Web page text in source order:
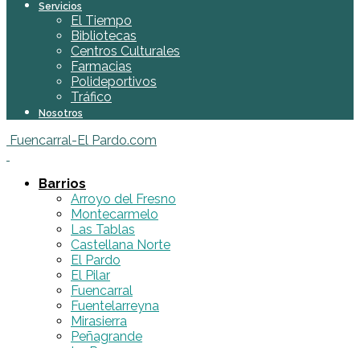
Servicios
El Tiempo
Bibliotecas
Centros Culturales
Farmacias
Polideportivos
Tráfico
Nosotros
Fuencarral-El Pardo.com
Barrios
Arroyo del Fresno
Montecarmelo
Las Tablas
Castellana Norte
El Pardo
El Pilar
Fuencarral
Fuentelarreyna
Mirasierra
Peñagrande